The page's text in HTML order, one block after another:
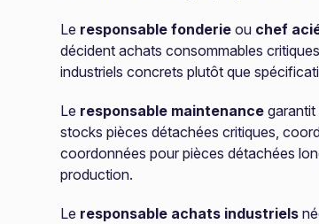
Le responsable fonderie ou chef
décident achats consommables
industriels concrets plutôt que
Le responsable maintenance garantit
stocks pièces détachées critiques,
coordonnées pour pièces détachées
production.
Le responsable achats industriels